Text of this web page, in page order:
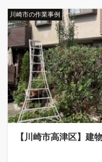
川崎市の作業事例
【川崎市高津区】建